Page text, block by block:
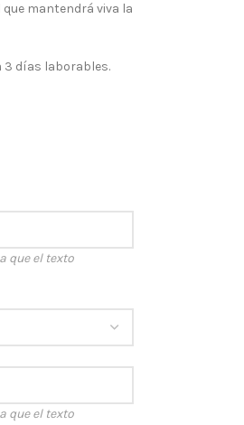
mantendrá viva la
3 días laborables.
que el texto
que el texto